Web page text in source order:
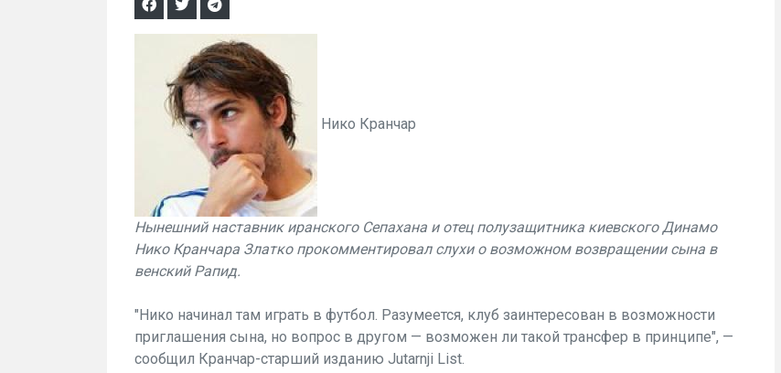
Нико Кранчар
Нынешний наставник иранского Сепахана и отец полузащитника киевского Динамо
Нико Кранчара Златко прокомментировал слухи о возможном возвращении сына в
венский Рапид.
"Нико начинал там играть в футбол. Разумеется, клуб заинтересован в возможности
приглашения сына, но вопрос в другом — возможен ли такой трансфер в принципе", —
сообщил Кранчар-старший изданию Jutarnji List.